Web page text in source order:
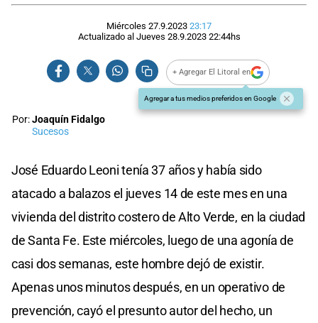
Miércoles 27.9.2023 23:17
Actualizado al Jueves 28.9.2023 22:44hs
+ Agregar El Litoral en
Agregar a tus medios preferidos en Google
Por:Joaquín Fidalgo
Sucesos
José Eduardo Leoni tenía 37 años y había sido
atacado a balazos el jueves 14 de este mes en una
vivienda del distrito costero de Alto Verde, en la ciudad
de Santa Fe. Este miércoles, luego de una agonía de
casi dos semanas, este hombre dejó de existir.
Apenas unos minutos después, en un operativo de
prevención, cayó el presunto autor del hecho, un